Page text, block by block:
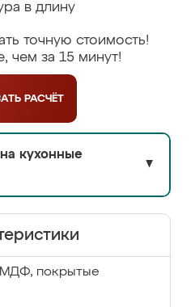
в длину
точную стоимость!
чем за 15 минут!
РАСЧЁТ
кухонные
▼
МДФ, покрытые